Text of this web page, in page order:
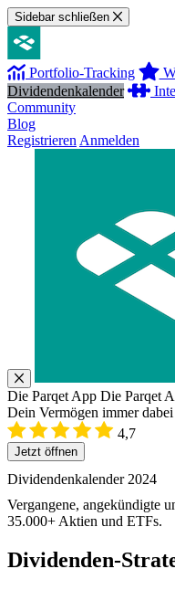
Sidebar schließen
Portfolio-Tracking
Dividendenkalender
Community
Blog
Registrieren Anmelden
Die Parqet App Die Parqet
Dein Vermögen immer dabei
4,7
Jetzt öffnen
Dividendenkalender 2024
Vergangene, angekündigte
35.000+ Aktien und ETFs.
Dividenden-